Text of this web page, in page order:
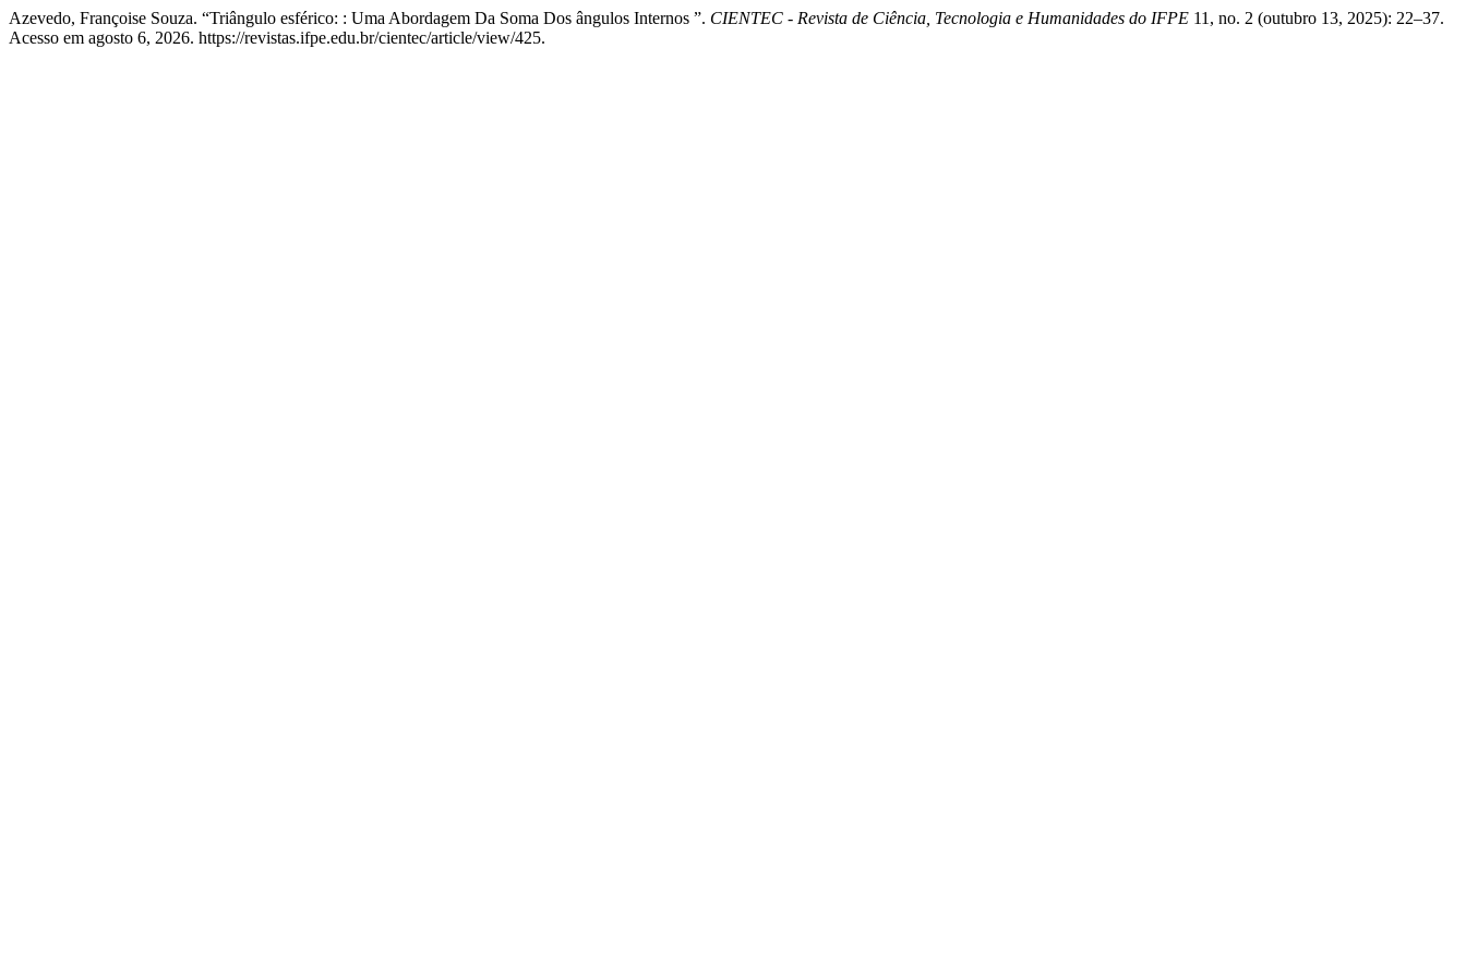
Azevedo, Françoise Souza. “Triângulo esférico: : Uma Abordagem Da Soma Dos ângulos Internos ”. CIENTEC - Revista de Ciência, Tecnologia e Humanidades do IFPE 11, no. 2 (outubro 13, 2025): 22–37.
Acesso em agosto 6, 2026. https://revistas.ifpe.edu.br/cientec/article/view/425.